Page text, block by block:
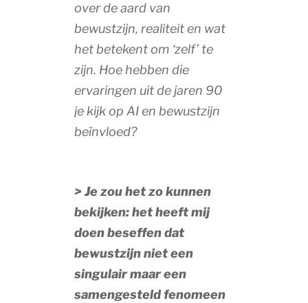
over de aard van
bewustzijn, realiteit en wat
het betekent om ‘zelf’ te
zijn. Hoe hebben die
ervaringen uit de jaren 90
je kijk op AI en bewustzijn
beïnvloed?
> Je zou het zo kunnen
bekijken: het heeft mij
doen beseffen dat
bewustzijn niet een
singulair maar een
samengesteld fenomeen